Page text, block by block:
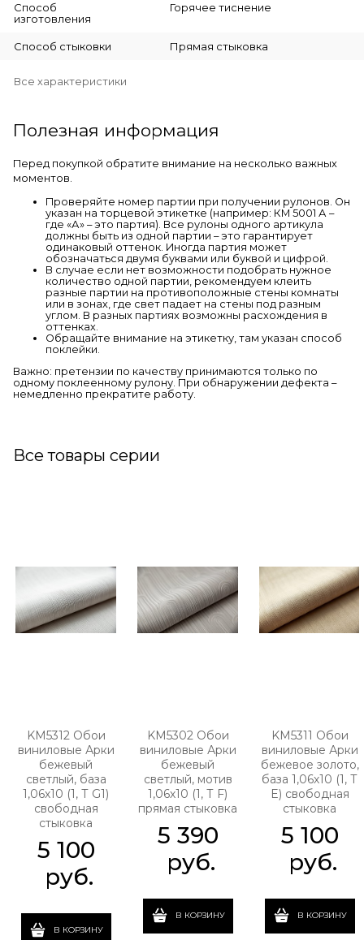
Способ
изготовления
Горячее тиснение
Способ стыковки Прямая стыковка
Все характеристики
Полезная информация
Перед покупкой обратите внимание на несколько важных
моментов.
Проверяйте номер партии при получении рулонов. Он
указан на торцевой этикетке (например: КМ 5001 А –
где «А» – это партия). Все рулоны одного артикула
должны быть из одной партии – это гарантирует
одинаковый оттенок. Иногда партия может
обозначаться двумя буквами или буквой и цифрой.
В случае если нет возможности подобрать нужное
количество одной партии, рекомендуем клеить
разные партии на противоположные стены комнаты
или в зонах, где свет падает на стены под разным
углом. В разных партиях возможны расхождения в
оттенках.
Обращайте внимание на этикетку, там указан способ
поклейки.
Важно: претензии по качеству принимаются только по
одному поклеенному рулону. При обнаружении дефекта –
немедленно прекратите работу.
Все товары серии
KM5312 Обои
виниловые Арки
бежевый
светлый, база
1,06х10 (1, Т G1)
свободная
стыковка
5 100
руб.
В КОРЗИНУ
KM5302 Обои
виниловые Арки
бежевый
светлый, мотив
1,06х10 (1, Т F)
прямая стыковка
5 390
руб.
В КОРЗИНУ
KM5311 Обои
виниловые Арки
бежевое золото,
база 1,06х10 (1, Т
E) свободная
стыковка
5 100
руб.
В КОРЗИНУ